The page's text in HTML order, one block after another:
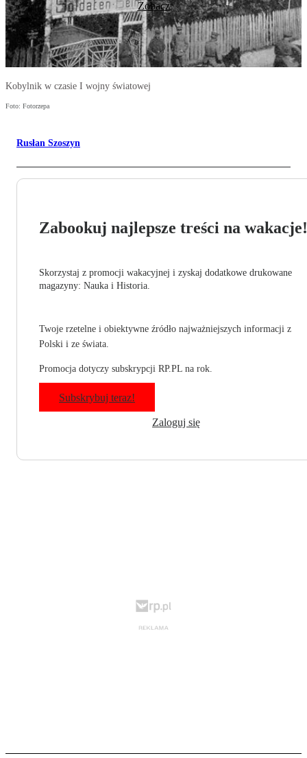
Zobacz
Kobylnik w czasie I wojny światowej
Foto: Fotorzepa
Rusłan Szoszyn
Zabookuj najlepsze treści na wakacje!
Skorzystaj z promocji wakacyjnej i zyskaj dodatkowe drukowane
magazyny: Nauka i Historia.
Twoje rzetelne i obiektywne źródło najważniejszych informacji z
Polski i ze świata.
Promocja dotyczy subskrypcji RP.PL na rok.
Subskrybuj teraz!
Zaloguj się